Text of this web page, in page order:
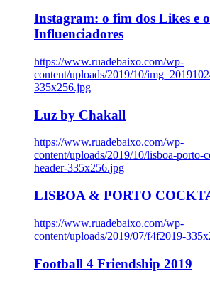
Instagram: o fim dos Likes e
Influenciadores
https://www.ruadebaixo.com/wp-
content/uploads/2019/10/
335x256.jpg
Luz by Chakall
https://www.ruadebaixo.com/wp-
content/uploads/2019/10/lisboa-porto-
header-335x256.jpg
LISBOA & PORTO
https://www.ruadebaixo.com/wp-
content/uploads/2019/07/f4f2019-
Football 4 Friendship 2019